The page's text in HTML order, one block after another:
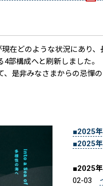
在どのような状況にあり
部構成へと刷新しました。
是非みなさまからの忌憚
■2025
■2025
■2025年
02-03